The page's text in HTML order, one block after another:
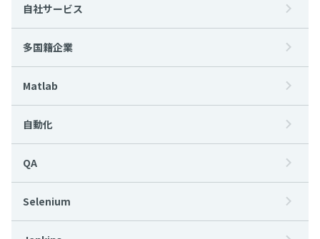
自社サービス
多国籍企業
Matlab
自動化
QA
Selenium